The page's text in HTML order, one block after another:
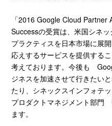
「2016 Google Cloud
Successの受賞は、米国シネ
プラクティスを日本市場に展
応えするサービスを提供する
考えております。今後も
ジネスを加速させて行きたい
たり、シネックスインフォ
プロダクトマネジメント部
ます。